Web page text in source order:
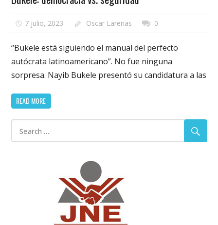
7 julio, 2023 Oscar Larenas 0
“Bukele está siguiendo el manual del perfecto
autócrata latinoamericano”. No fue ninguna
sorpresa. Nayib Bukele presentó su candidatura a las
READ MORE